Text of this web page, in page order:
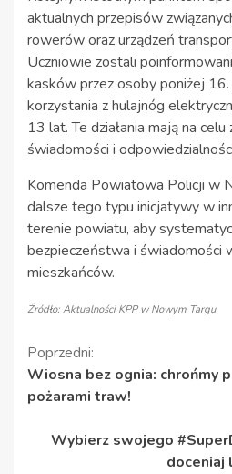
aktualnych przepisów
rowerów oraz urządzeń
Uczniowie zostali
kasków przez osoby poniżej 16.
korzystania z hulajnóg
13 lat. Te działania mają na
świadomości i
Komenda Powiatowa Policji w
dalsze tego typu inicjatywy w
terenie powiatu, aby
bezpieczeństwa i świadomości
mieszkańców.
Źródło: Aktualności KPP w Nowym Targu
Kontynuuj
czytanie
Poprzedni:
Wiosna bez ognia: chrońmy
pożarami traw!
Wybierz swojego
doceniaj